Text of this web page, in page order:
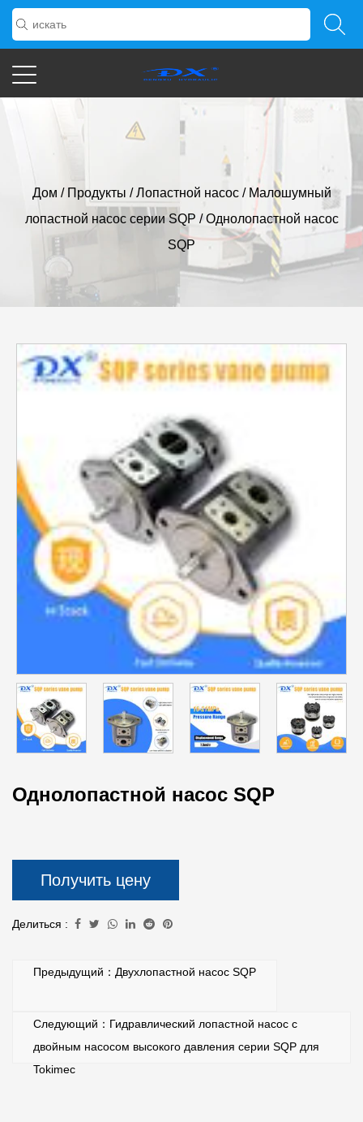
Дом / Продукты /Лопастной насос/ Малошумный
лопастной насос серии SQP /Однолопастной насос
SQP
Однолопастной насос SQP
Получить цену
Делиться :
Предыдущий：Двухлопастной насос SQP
Следующий：Гидравлический лопастной насос с
двойным насосом высокого давления серии SQP для
Tokimec